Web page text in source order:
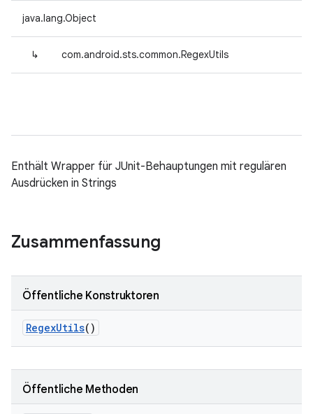
java.lang.Object
↳ com.android.sts.common.RegexUtils
Enthält Wrapper für JUnit-Behauptungen mit regulären
Ausdrücken in Strings
Zusammenfassung
Öffentliche Konstruktoren
RegexUtils()
Öffentliche Methoden